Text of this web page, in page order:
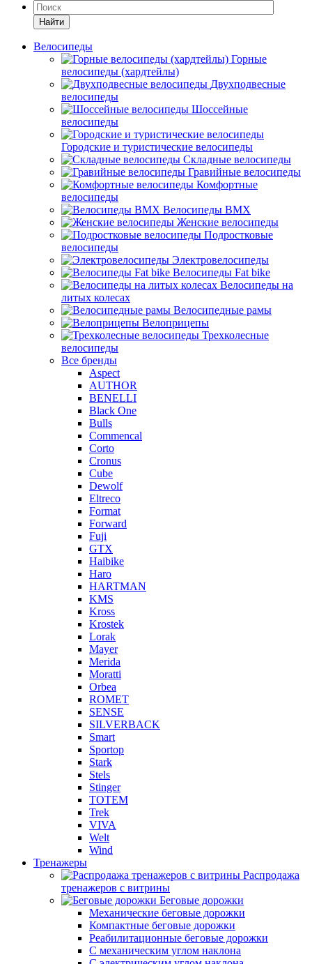
Найти
Велосипеды
Горные
велосипеды (хардтейлы)
Двухподвесные
велосипеды
Шоссейные
велосипеды
Городские и туристические велосипеды
Складные велосипеды
Гравийные велосипеды
Комфортные
велосипеды
Велосипеды BMX
Женские велосипеды
Подростковые
велосипеды
Электровелосипеды
Велосипеды Fat bike
Велосипеды на
литых колесах
Велосипедные рамы
Велоприцепы
Трехколесные
велосипеды
Все бренды
Aspect
AUTHOR
BENELLI
Black One
Bulls
Commencal
Corto
Cronus
Cube
Dewolf
Eltreco
Format
Forward
Fuji
GTX
Haibike
Haro
HARTMAN
KMS
Kross
Krostek
Lorak
Mayer
Merida
Moratti
Orbea
ROMET
SENSE
SILVERBACK
Smart
Sportop
Stark
Stels
Stinger
TOTEM
Trek
VIVA
Welt
Wind
Тренажеры
Распродажа
тренажеров с витрины
Беговые дорожки
Механические беговые дорожки
Компактные беговые дорожки
Реабилитационные беговые дорожки
С механическим углом наклона